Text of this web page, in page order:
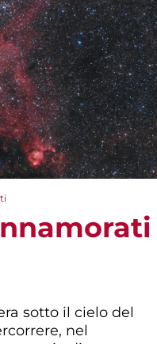
sotto il cielo del
nel